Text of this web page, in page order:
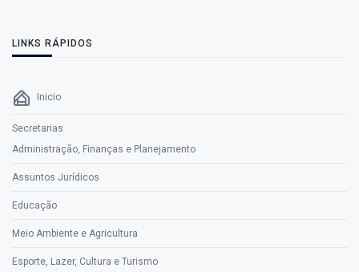
LINKS RÁPIDOS
Inicio
Secretarias
Administração, Finanças e Planejamento
Assuntos Jurídicos
Educação
Meio Ambiente e Agricultura
Esporte, Lazer, Cultura e Turismo